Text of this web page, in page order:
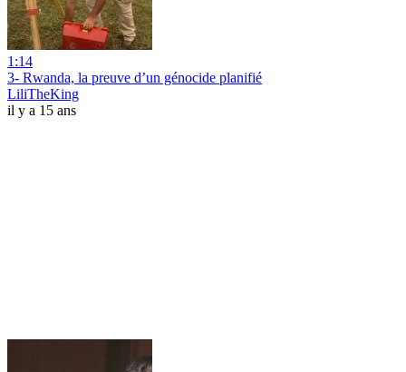
1:14
3- Rwanda, la preuve d’un génocide planifié
LiliTheKing
il y a 15 ans